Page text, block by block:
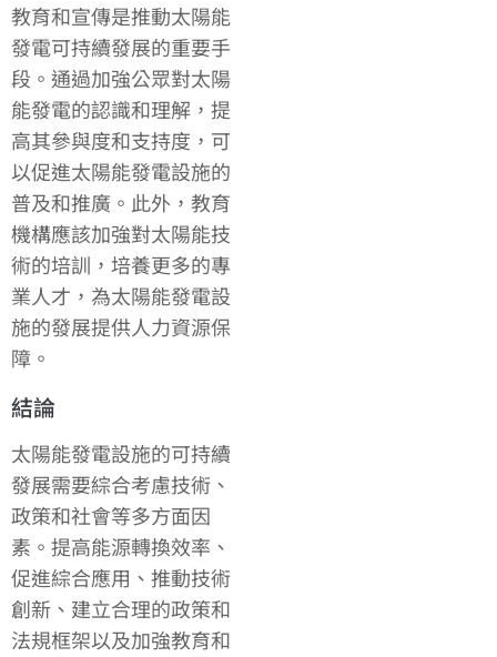
教育和宣傳是推動太陽能
發電可持續發展的重要手
段。通過加強公眾對太陽
能發電的認識和理解，提
高其參與度和支持度，可
以促進太陽能發電設施的
普及和推廣。此外，教育
機構應該加強對太陽能技
術的培訓，培養更多的專
業人才，為太陽能發電設
施的發展提供人力資源保
障。
結論
太陽能發電設施的可持續
發展需要綜合考慮技術、
政策和社會等多方面因
素。提高能源轉換效率、
促進綜合應用、推動技術
創新、建立合理的政策和
法規框架以及加強教育和